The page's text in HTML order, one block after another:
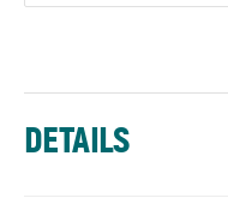
DETAILS